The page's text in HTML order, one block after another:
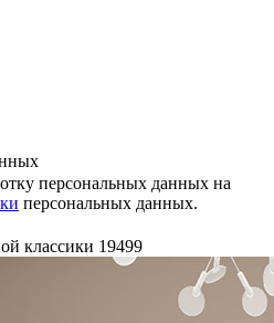
персональных данных на
персональных данных.
классики 19499